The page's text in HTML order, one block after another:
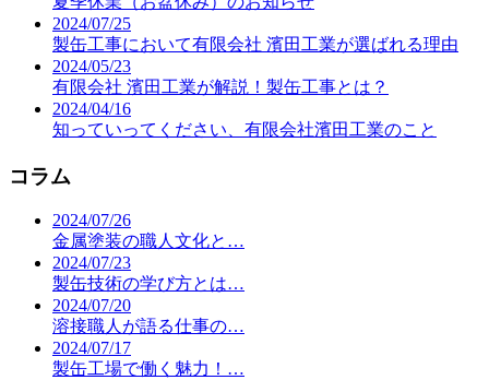
2024/07/25
製缶工事において有限会社 濱田工業が選ばれる理由
2024/05/23
有限会社 濱田工業が解説！製缶工事とは？
2024/04/16
知っていってください、有限会社濱田工業のこと
コラム
2024/07/26
金属塗装の職人文化と…
2024/07/23
製缶技術の学び方とは…
2024/07/20
溶接職人が語る仕事の…
2024/07/17
製缶工場で働く魅力！…